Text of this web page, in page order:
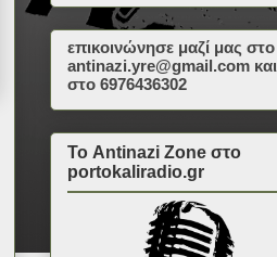
επικοινώνησε μαζί μας στο
antinazi.yre@gmail.com και
στο 6976436302
Το Antinazi Zone στο
portokaliradio.gr